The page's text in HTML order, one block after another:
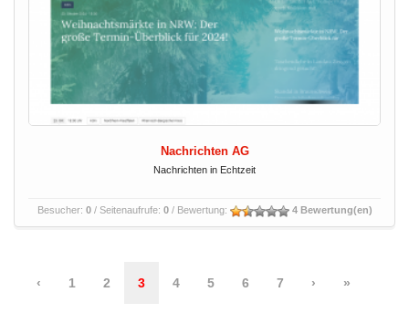
Nachrichten AG
Nachrichten in Echtzeit
Besucher: 0/ Seitenaufrufe: 0/ Bewertung: 4 Bewertung(en)
‹ 1 2 3 4 5 6 7 › »